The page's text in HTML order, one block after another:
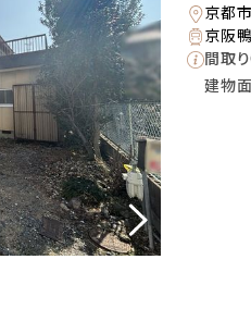
京都
京阪
間取り
建物